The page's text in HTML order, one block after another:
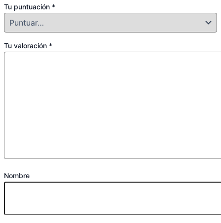
Tu puntuación *
Tu valoración *
Nombre